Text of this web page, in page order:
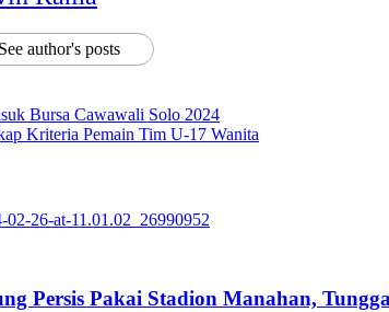
See author's posts
Bursa Cawawali Solo 2024
Kriteria Pemain Tim U-17 Wanita
Persis Pakai Stadion Manahan,